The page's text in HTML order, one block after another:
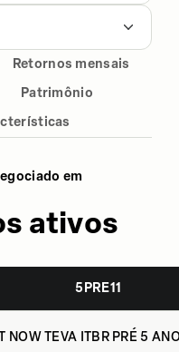
Retornos mensais
Patrimônio
em
ativos
5PRE11
NOW TEVA ITBR PRÉ 5